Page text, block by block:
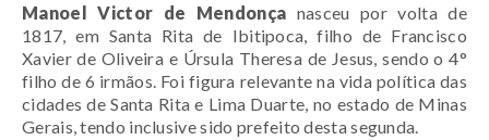
Manoel Victor de Mendonça nasceu por volta de
1817, em Santa Rita de Ibitipoca, filho de Francisco
Xavier de Oliveira e Úrsula Theresa de Jesus, sendo o 4°
filho de 6 irmãos. Foi figura relevante na vida política das
cidades de Santa Rita e Lima Duarte, no estado de Minas
Gerais, tendo inclusive sido prefeito desta segunda.